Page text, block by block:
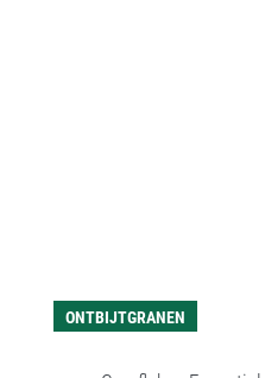
ONTBIJTGRANEN